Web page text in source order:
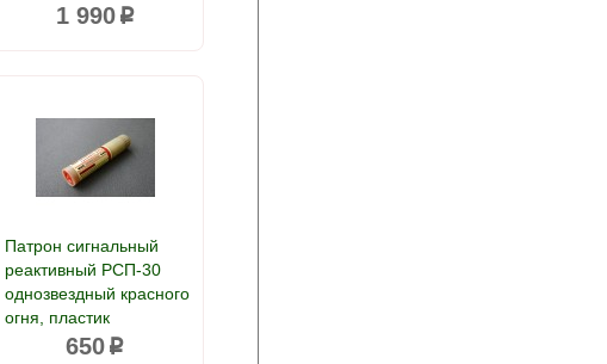
1 990p
Патрон сигнальный
реактивный РСП-30
однозвездный красного
огня, пластик
650 p